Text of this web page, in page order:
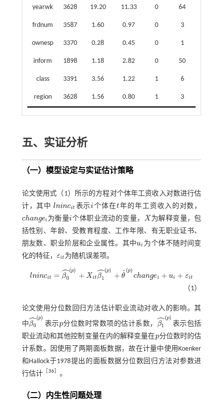
yearwk 3628 19.20 11.33 0 64
frdnum 3587 1.60 0.97 0 3
ownesp 3370 0.28 0.45 0 1
inform 1898 1.18 2.82 0 50
class 3391 3.56 1.22 1 6
region 3628 1.56 0.80 1 3
五、实证分析
（一）模型设定与实证估计策略
论文使用式（1） 所示的方程对个体年工资收入对数进行估
计，其中 lnincit
lnincit 表示i
i 个体在t
t年的年工资收入的对数，
changei
changei 为衡量i
i个体职业流动的变量， X
X 为解释变量，包
括性别、年龄、受教育程度、工作年限、有无职业证书、
朋友数、职业阶层和企业属性。其中ui
ui 为个体不随时间变
化的特征， εit
εit 为随机误差项。
lnincit = β0
ˆ(p)
+ Xit β1
ˆ(p)
+ θ
ˆ (p)
changei + ui + εit
lnincit=β 0^ (p)+ β1 ^(p)+θ )ch an ei+ui+εit
（1）
论文使用分位数回归方法估计职业流动对收入的影响。其
中β0
ˆ(p)
β0 p)
表示p
p分位数时常数项的估计系数， β1
ˆ(p)
β1 p)
表示包括
职业流动和其他控制变量在内的解释变量在p
p分位数时的估
计系数。因使用了两期面板数据，故在计量中使用Koenker
和Hallock于1978提出的面板数据分位数回归方法对参数进
行估计［36］ 。
（二）内生性问题处理